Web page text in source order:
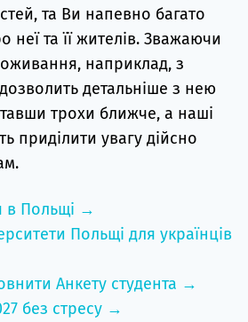
та Ви напевно багато
неї та її жителів. Зважаючи
наприклад, з
детальніше з нею
трохи ближче, а наші
приділити увагу дійсно
в Польщі →
Польщі для українців
Анкету студента →
без стресу →